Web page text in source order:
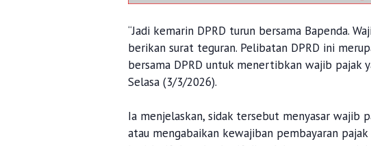
“Jadi kemarin DPRD turun bersama Bapenda.
berikan surat teguran. Pelibatan DPRD ini
bersama DPRD untuk menertibkan wajib pajak
Selasa (3/3/2026).
Ia menjelaskan, sidak tersebut menyasar wajib
atau mengabaikan kewajiban pembayaran